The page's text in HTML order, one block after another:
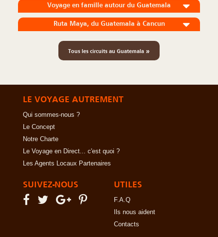
Voyage en famille autour du Guatemala
Ruta Maya, du Guatemala à Cancun
Tous les circuits au Guatemala »
LE VOYAGE AUTREMENT
Qui sommes-nous ?
Le Concept
Notre Charte
Le Voyage en Direct... c'est quoi ?
Les Agents Locaux Partenaires
SUIVEZ-NOUS UTILES
F.A.Q
Ils nous aident
Contacts